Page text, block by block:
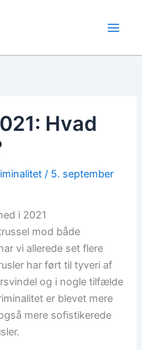
Hvad
/ 5. september
i 2021
mod både
vi allerede set flere
har ført til tyveri af
og i nogle tilfælde
er blevet mere
mere sofistikerede